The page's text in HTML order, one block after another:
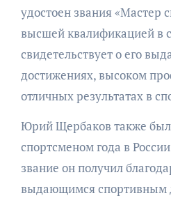
удостоен звания «Мастер
высшей квалификацией в
свидетельствует о его
достижениях, высоком
отличных результатах в
Юрий Щербаков также
спортсменом года в
звание он получил
выдающимся спортивным